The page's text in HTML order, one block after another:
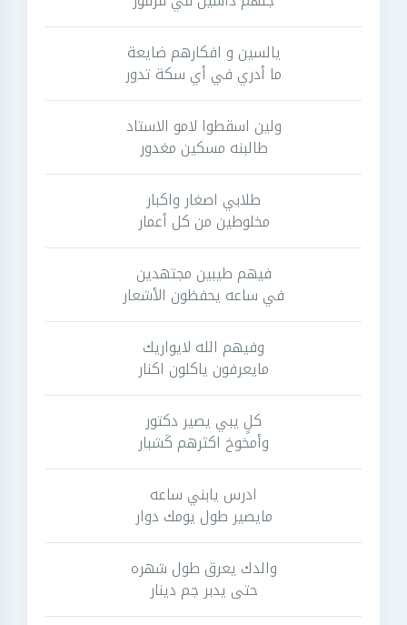
يالسين و افكارهم ضايعة
ما أدري في أي سكة تدور
ولين اسقطوا لامو الاستاد
طالبنه مسكين مغدور
طلابي اصغار واكبار
مخلوطين من كل أعمار
فيهم طيبين مجتهدين
في ساعه يحفظون الأشعار
وفيهم الله لايواريك
مايعرفون ياكلون اكنار
كلٍ يبي يصير دكتور
وأمخوخ اكثرهم كَشبار
ادرس يابني ساعه
مايصير طول يومك دوار
والدك يعرق طول شهره
حتى يدبر جم دينار